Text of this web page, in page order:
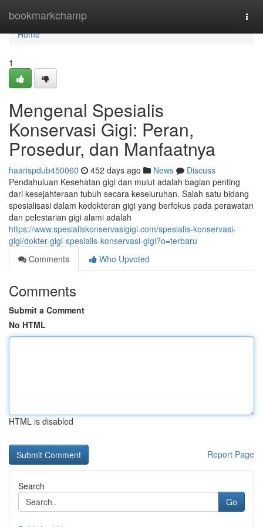
bookmarkchamp
Home
Home
1
Mengenal Spesialis
Konservasi Gigi: Peran,
Prosedur, dan Manfaatnya
haarispdub450060 452 days ago News
Discuss
Pendahuluan Kesehatan gigi dan mulut adalah bagian penting
dari kesejahteraan tubuh secara keseluruhan. Salah satu bidang
spesialisasi dalam kedokteran gigi yang berfokus pada perawatan
dan pelestarian gigi alami adalah
https://www.spesialiskonservasigigi.com/spesialis-konservasi-
gigi/dokter-gigi-spesialis-konservasi-gigi?o=terbaru
Comments
Who Upvoted
Comments
Submit a Comment
No HTML
HTML is disabled
Report Page
Search
Go